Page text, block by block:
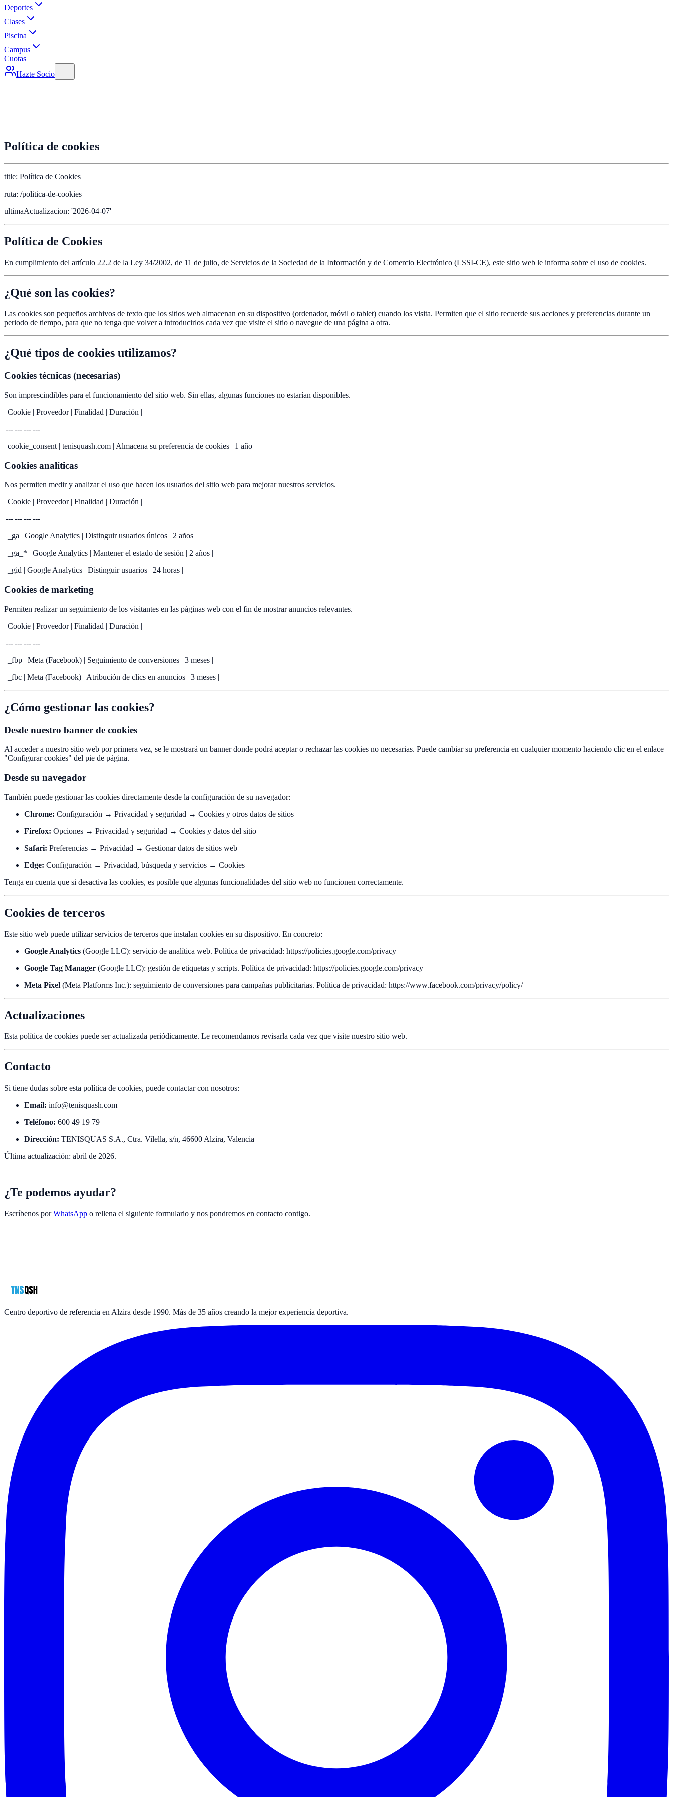
Deportes
Clases
Piscina
Campus
Cuotas
Hazte Socio
Política de cookies
title: Política de Cookies
ruta: /politica-de-cookies
ultimaActualizacion: '2026-04-07'
Política de Cookies
En cumplimiento del artículo 22.2 de la Ley 34/2002, de 11 de julio, de Servicios de la Sociedad de la Información y de Comercio Electrónico (LSSI-CE), este sitio web le informa sobre el uso de cookies.
¿Qué son las cookies?
Las cookies son pequeños archivos de texto que los sitios web almacenan en su dispositivo (ordenador, móvil o tablet) cuando los visita. Permiten que el sitio recuerde sus acciones y preferencias durante un
periodo de tiempo, para que no tenga que volver a introducirlos cada vez que visite el sitio o navegue de una página a otra.
¿Qué tipos de cookies utilizamos?
Cookies técnicas (necesarias)
Son imprescindibles para el funcionamiento del sitio web. Sin ellas, algunas funciones no estarían disponibles.
| Cookie | Proveedor | Finalidad | Duración |
|---|---|---|---|
| cookie_consent | tenisquash.com | Almacena su preferencia de cookies | 1 año |
Cookies analíticas
Nos permiten medir y analizar el uso que hacen los usuarios del sitio web para mejorar nuestros servicios.
| Cookie | Proveedor | Finalidad | Duración |
|---|---|---|---|
| _ga | Google Analytics | Distinguir usuarios únicos | 2 años |
| _ga_* | Google Analytics | Mantener el estado de sesión | 2 años |
| _gid | Google Analytics | Distinguir usuarios | 24 horas |
Cookies de marketing
Permiten realizar un seguimiento de los visitantes en las páginas web con el fin de mostrar anuncios relevantes.
| Cookie | Proveedor | Finalidad | Duración |
|---|---|---|---|
| _fbp | Meta (Facebook) | Seguimiento de conversiones | 3 meses |
| _fbc | Meta (Facebook) | Atribución de clics en anuncios | 3 meses |
¿Cómo gestionar las cookies?
Desde nuestro banner de cookies
Al acceder a nuestro sitio web por primera vez, se le mostrará un banner donde podrá aceptar o rechazar las cookies no necesarias. Puede cambiar su preferencia en cualquier momento haciendo clic en el enlace
"Configurar cookies" del pie de página.
Desde su navegador
También puede gestionar las cookies directamente desde la configuración de su navegador:
Chrome: Configuración → Privacidad y seguridad → Cookies y otros datos de sitios
Firefox: Opciones → Privacidad y seguridad → Cookies y datos del sitio
Safari: Preferencias → Privacidad → Gestionar datos de sitios web
Edge: Configuración → Privacidad, búsqueda y servicios → Cookies
Tenga en cuenta que si desactiva las cookies, es posible que algunas funcionalidades del sitio web no funcionen correctamente.
Cookies de terceros
Este sitio web puede utilizar servicios de terceros que instalan cookies en su dispositivo. En concreto:
Google Analytics (Google LLC): servicio de analítica web. Política de privacidad: https://policies.google.com/privacy
Google Tag Manager (Google LLC): gestión de etiquetas y scripts. Política de privacidad: https://policies.google.com/privacy
Meta Pixel (Meta Platforms Inc.): seguimiento de conversiones para campañas publicitarias. Política de privacidad: https://www.facebook.com/privacy/policy/
Actualizaciones
Esta política de cookies puede ser actualizada periódicamente. Le recomendamos revisarla cada vez que visite nuestro sitio web.
Contacto
Si tiene dudas sobre esta política de cookies, puede contactar con nosotros:
Email: info@tenisquash.com
Teléfono: 600 49 19 79
Dirección: TENISQUAS S.A., Ctra. Vilella, s/n, 46600 Alzira, Valencia
Última actualización: abril de 2026.
¿Te podemos ayudar?
Escríbenos por WhatsApp o rellena el siguiente formulario y nos pondremos en contacto contigo.
Mensaje
Centro deportivo de referencia en Alzira desde 1990. Más de 35 años creando la mejor experiencia deportiva.